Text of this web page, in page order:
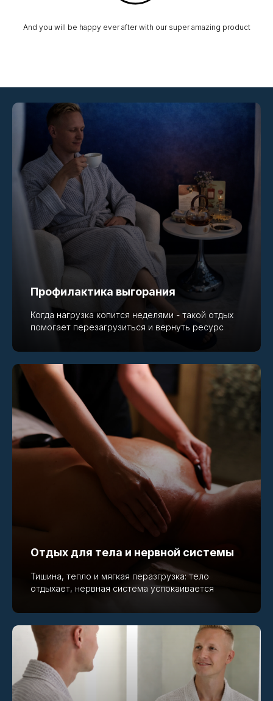
And you will be happy ever after with our super amazing product
Профилактика выгорания
Когда нагрузка копится неделями - такой отдых
помогает перезагрузиться и вернуть ресурс
Отдых для тела и нервной системы
Тишина, тепло и мягкая перазгрузка: тело
отдыхает, нервная система успокаивается